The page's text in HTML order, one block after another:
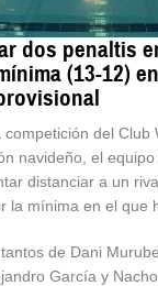
dos penaltis
(13-12)
del
navideño, el
distanciar a un
la mínima en el que
de Dani
García y